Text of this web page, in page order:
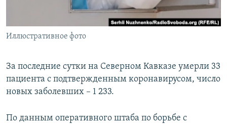
Иллюстративное фото
За последние сутки на Северном Кавказе умерли 33
пациента с подтвержденным коронавирусом, число
новых заболевших – 1 233.
По данным оперативного штаба по борьбе с